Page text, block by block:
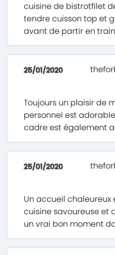
cuisine de bistrotfilet
tendre cuisson top et
avant de partir en train
25/01/2020
Toujours un plaisir de
personnel est
cadre est également
25/01/2020
Un accueil chaleureux
cuisine savoureuse et
un vrai bon moment